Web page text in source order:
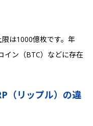
は1000億枚です。年
イン（BTC）などに存在
（リップル）の違